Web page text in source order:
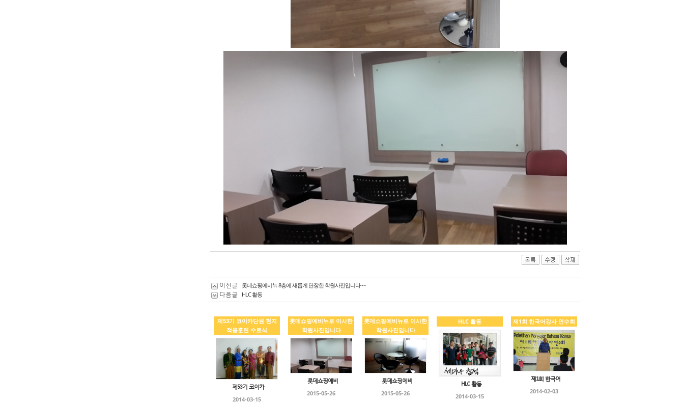
이전글 롯데쇼핑에비뉴 8층에 새롭게 단장한 학원사진입니다~~
다음글 HLC 활동
제53기 코이카단원 현지
적응훈련 수료식
제53기 코이카
2014-03-15
롯데쇼핑에비뉴로 이사한
학원사진입니다
롯데쇼핑에비
2015-05-26
롯데쇼핑에비뉴로 이사한
학원사진입니다
롯데쇼핑에비
2015-05-26
HLC 활동
HLC 활동
2014-03-15
제1회 한국어강사 연수회
제1회 한국어
2014-02-03